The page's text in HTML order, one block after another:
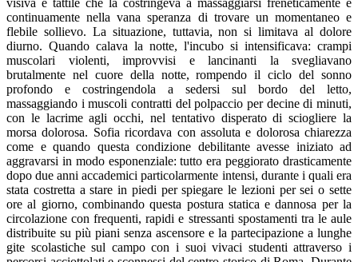
continuamente nella vana speranza di trovare un momentaneo e
flebile sollievo. La situazione, tuttavia, non si limitava al dolore
diurno. Quando calava la notte, l'incubo si intensificava: crampi
muscolari violenti, improvvisi e lancinanti la svegliavano
brutalmente nel cuore della notte, rompendo il ciclo del sonno
profondo e costringendola a sedersi sul bordo del letto,
massaggiando i muscoli contratti del polpaccio per decine di minuti,
con le lacrime agli occhi, nel tentativo disperato di sciogliere la
morsa dolorosa. Sofia ricordava con assoluta e dolorosa chiarezza
come e quando questa condizione debilitante avesse iniziato ad
aggravarsi in modo esponenziale: tutto era peggiorato drasticamente
dopo due anni accademici particolarmente intensi, durante i quali era
stata costretta a stare in piedi per spiegare le lezioni per sei o sette
ore al giorno, combinando questa postura statica e dannosa per la
circolazione con frequenti, rapidi e stressanti spostamenti tra le aule
distribuite su più piani senza ascensore e la partecipazione a lunghe
gite scolastiche sul campo con i suoi vivaci studenti attraverso i